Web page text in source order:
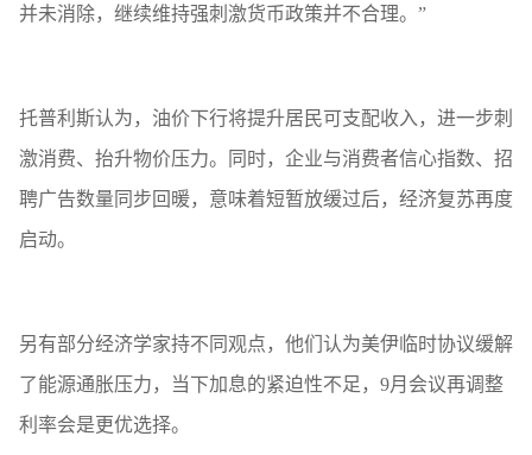
并未消除，继续维持强刺激货币政策并不合理。”
托普利斯认为，油价下行将提升居民可支配收入，进一步刺
激消费、抬升物价压力。同时，企业与消费者信心指数、招
聘广告数量同步回暖，意味着短暂放缓过后，经济复苏再度
启动。
另有部分经济学家持不同观点，他们认为美伊临时协议缓解
了能源通胀压力，当下加息的紧迫性不足，9月会议再调整
利率会是更优选择。